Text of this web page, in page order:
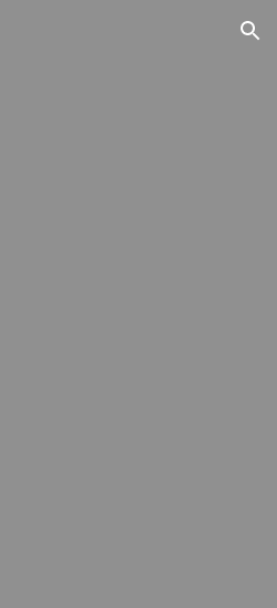
Skip to navigation